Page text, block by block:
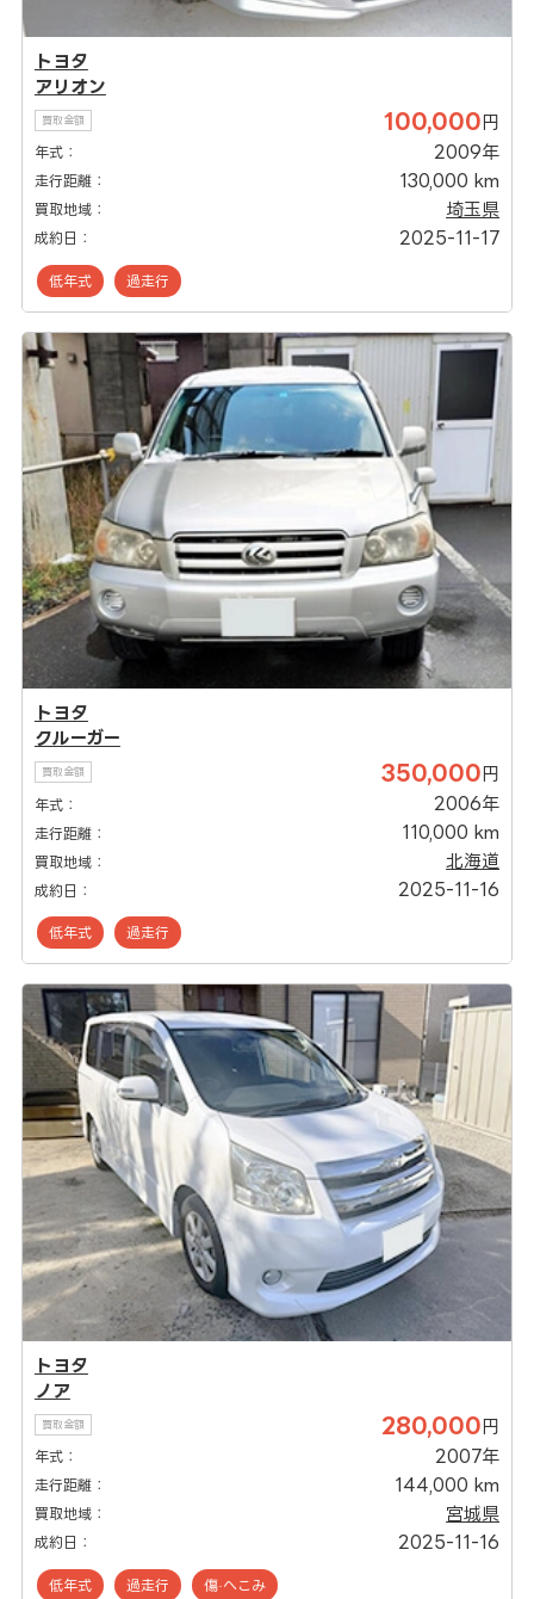
トヨタ
アリオン
買取金額 100,000 円
年式： 2009年
走行距離： 130,000 km
買取地域： 埼玉県
成約日： 2025-11-17
低年式 過走行
トヨタ
クルーガー
買取金額 350,000 円
年式： 2006年
走行距離： 110,000 km
買取地域： 北海道
成約日： 2025-11-16
低年式 過走行
トヨタ
ノア
買取金額 280,000 円
年式： 2007年
走行距離： 144,000 km
買取地域： 宮城県
成約日： 2025-11-16
低年式 過走行 傷·へこみ